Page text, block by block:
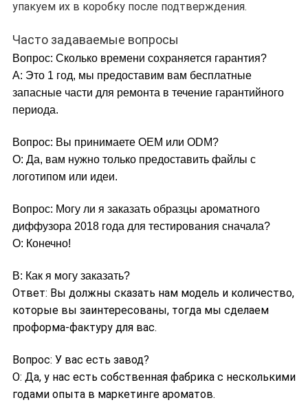
упакуем их в коробку после подтверждения.
Часто задаваемые вопросы
Вопрос: Сколько времени сохраняется гарантия?
A: Это 1 год, мы предоставим вам бесплатные
запасные части для ремонта в течение гарантийного
периода.
Вопрос: Вы принимаете OEM или ODM?
О: Да, вам нужно только предоставить файлы с
логотипом или идеи.
Вопрос: Могу ли я заказать образцы ароматного
диффузора 2018 года для тестирования сначала?
О: Конечно!
В: Как я могу заказать?
Ответ: Вы должны сказать нам модель и количество,
которые вы заинтересованы, тогда мы сделаем
проформа-фактуру для вас.
Вопрос: У вас есть завод?
О: Да, у нас есть собственная фабрика с несколькими
годами опыта в маркетинге ароматов.